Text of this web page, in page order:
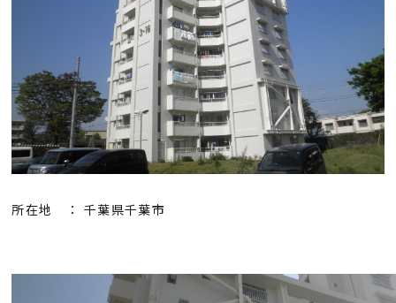
お問い合わせ
プライバシーポリシー
所在地 ： 千葉県千葉市